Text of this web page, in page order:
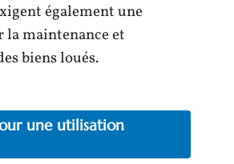
également une
la maintenance et
biens loués.
une utilisation